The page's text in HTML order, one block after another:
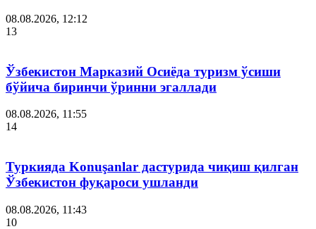
08.08.2026, 12:12
13
Ўзбекистон Марказий Осиёда туризм ўсиши
бўйича биринчи ўринни эгаллади
08.08.2026, 11:55
14
Туркияда Konuşanlar дастурида чиқиш қилган
Ўзбекистон фуқароси ушланди
08.08.2026, 11:43
10